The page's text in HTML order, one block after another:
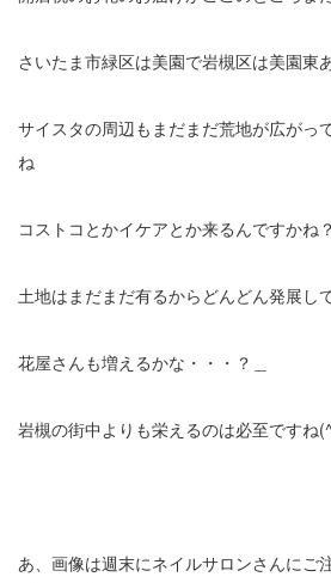
さいたま市緑区は美園で岩槻区は美園東
サイスタの周辺もまだまだ荒地が広がっ
ね
コストコとかイケアとか来るんですかね？
土地はまだまだ有るからどんどん発展し
花屋さんも増えるかな・・・？＿
岩槻の街中よりも栄えるのは必至ですね
あ、画像は週末にネイルサロンさんにご